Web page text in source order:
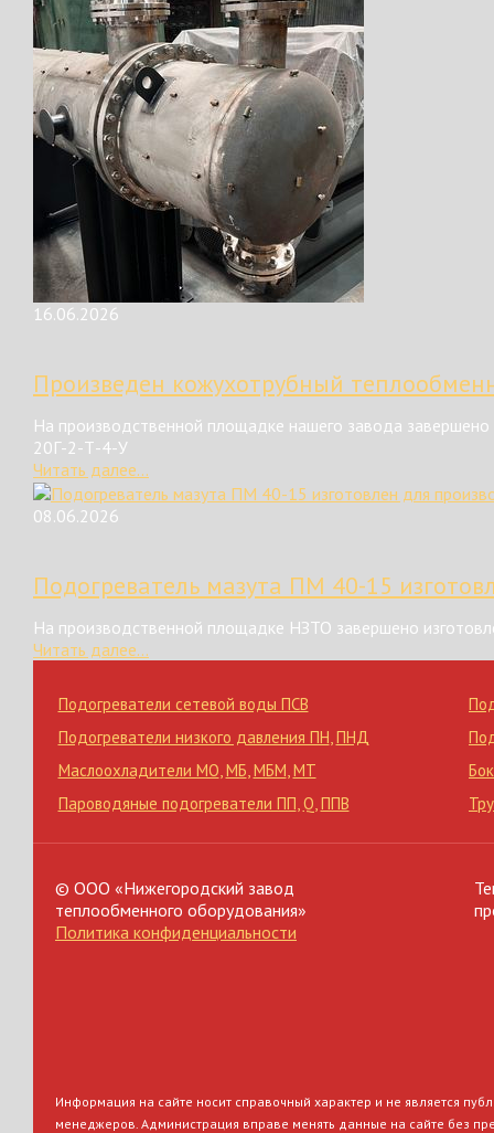
16.06.2026
Произведен кожухотрубный
На производственной площадке нашего завода
20Г-2-Т-4-У
Читать далее...
08.06.2026
Подогреватель мазута ПМ 40-15
На производственной площадке НЗТО завершено
Читать далее...
Подогреватели сетевой воды ПСВ
Подогреватели низкого давления ПН,ПНД
Маслоохладители МО,МБ,МБМ,МТ
Пароводяные подогреватели ПП,Q,ППВ
© ООО «Нижегородский завод
теплообменного оборудования»
Политика конфиденциальности
Информация на сайте носит справочный характер и не является
менеджеров. Администрация вправе менять данные на сайте без